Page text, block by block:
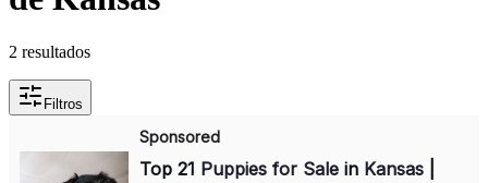
2 resultados
Filtros